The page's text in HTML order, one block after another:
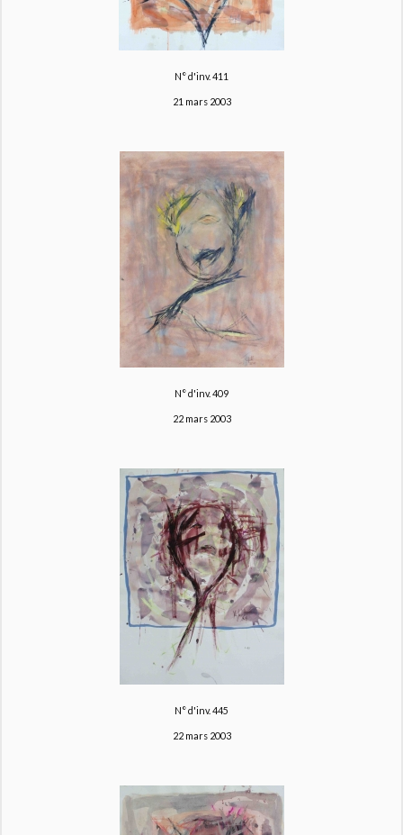
N° d'inv. 411
21 mars 2003
N° d'inv. 409
22 mars 2003
N° d'inv. 445
22 mars 2003